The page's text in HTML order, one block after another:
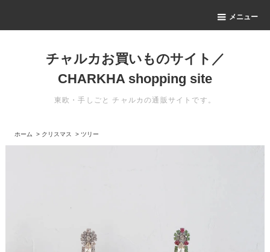
メニュー
チャルカお買いものサイト／
CHARKHA shopping site
東欧・手しごと チャルカの通販サイトです。
ホーム > クリスマス >ツリー